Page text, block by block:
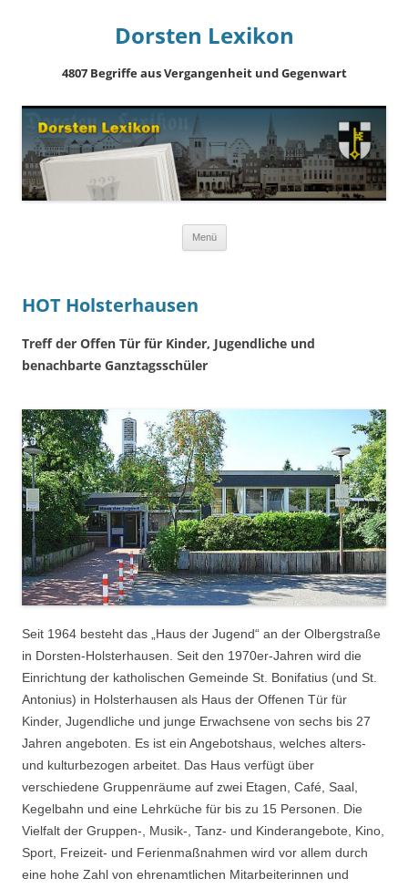
Dorsten Lexikon
4807 Begriffe aus Vergangenheit und Gegenwart
Menü
HOT Holsterhausen
Treff der Offen Tür für Kinder, Jugendliche und
benachbarte Ganztagsschüler
Seit 1964 besteht das „Haus der Jugend“ an der Olbergstraße
in Dorsten-Holsterhausen. Seit den 1970er-Jahren wird die
Einrichtung der katholischen Gemeinde St. Bonifatius (und St.
Antonius) in Holsterhausen als Haus der Offenen Tür für
Kinder, Jugendliche und junge Erwachsene von sechs bis 27
Jahren angeboten. Es ist ein Angebotshaus, welches alters-
und kulturbezogen arbeitet. Das Haus verfügt über
verschiedene Gruppenräume auf zwei Etagen, Café, Saal,
Kegelbahn und eine Lehrküche für bis zu 15 Personen. Die
Vielfalt der Gruppen-, Musik-, Tanz- und Kinderangebote, Kino,
Sport, Freizeit- und Ferienmaßnahmen wird vor allem durch
eine hohe Zahl von ehrenamtlichen Mitarbeiterinnen und